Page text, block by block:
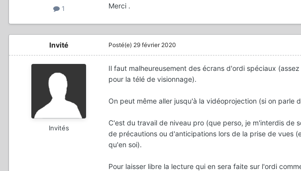
1
Merci .
Invité
Invités
Posté(e) 29 février 2020
Il faut malheureusement des écrans d'ordi spéciaux
pour la télé de visionnage).
On peut même aller jusqu'à la vidéoprojection (si on parle
C'est du travail de niveau pro (que perso, je m'interdis
de précautions ou d'anticipations lors de la prise de vues
qu'en soi).
Pour laisser libre la lecture qui en sera faite sur l'ordi